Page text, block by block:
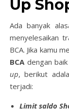
Up
Ada banyak
menyelesaikan
BCA. Jika kamu
BCA dengan
up, berikut
terjadi:
Limit saldo